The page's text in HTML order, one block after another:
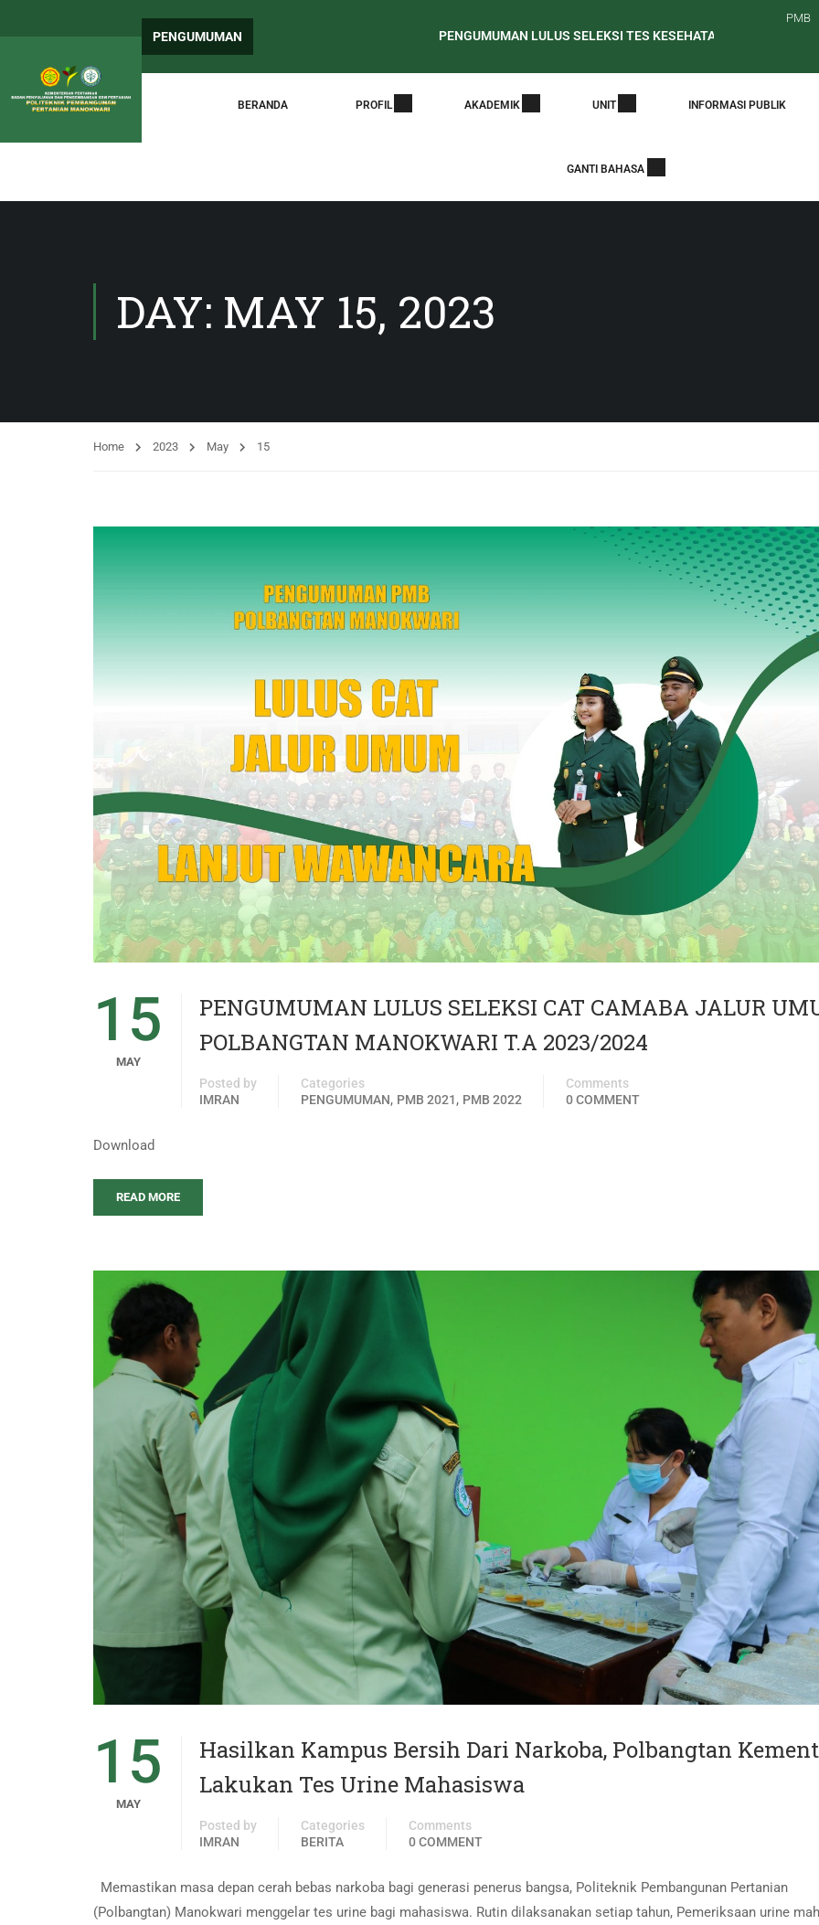
PENGUMUMAN PENGUMUMAN LULUS SELEKSI TES KESEHATAN CALON MAHASISWA
Surat Edaran Periode Awal Pelaporan PDDikti PENELUSURAN
PMB
BERANDA PROFIL AKADEMIK UNIT INFORMASI PUBLIK
GANTI BAHASA
DAY: MAY 15, 2023
Home 2023 May 15
15
MAY
PENGUMUMAN LULUS SELEKSI CAT CAMABA JALUR
POLBANGTAN MANOKWARI T.A 2023/2024
Posted by
IMRAN
Categories
PENGUMUMAN, PMB 2021, PMB 2022
Comments
0 COMMENT
Download
READ MORE
15
MAY
Hasilkan Kampus Bersih Dari Narkoba, Polbangtan
Lakukan Tes Urine Mahasiswa
Posted by
IMRAN
Categories
BERITA
Comments
0 COMMENT
Memastikan masa depan cerah bebas narkoba bagi generasi penerus bangsa, Politeknik Pembangunan Pertanian
(Polbangtan) Manokwari menggelar tes urine bagi mahasiswa. Rutin dilaksanakan setiap tahun, Pemeriksaan urine